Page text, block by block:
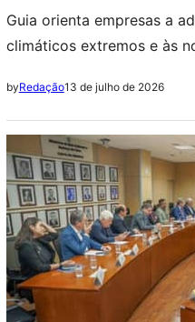
Guia orienta empresas a
climáticos extremos e às
byRedação13 de julho de 2026